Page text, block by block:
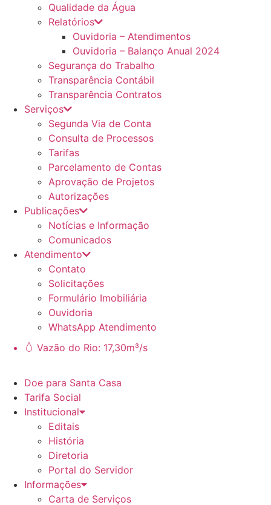
Qualidade da Água
Relatórios
Ouvidoria – Atendimentos
Ouvidoria – Balanço Anual 2024
Segurança do Trabalho
Transparência Contábil
Transparência Contratos
Serviços
Segunda Via de Conta
Consulta de Processos
Tarifas
Parcelamento de Contas
Aprovação de Projetos
Autorizações
Publicações
Notícias e Informação
Comunicados
Atendimento
Contato
Solicitações
Formulário Imobiliária
Ouvidoria
WhatsApp Atendimento
Vazão do Rio: 17,30m³/s
Doe para Santa Casa
Tarifa Social
Institucional
Editais
História
Diretoria
Portal do Servidor
Informações
Carta de Serviços